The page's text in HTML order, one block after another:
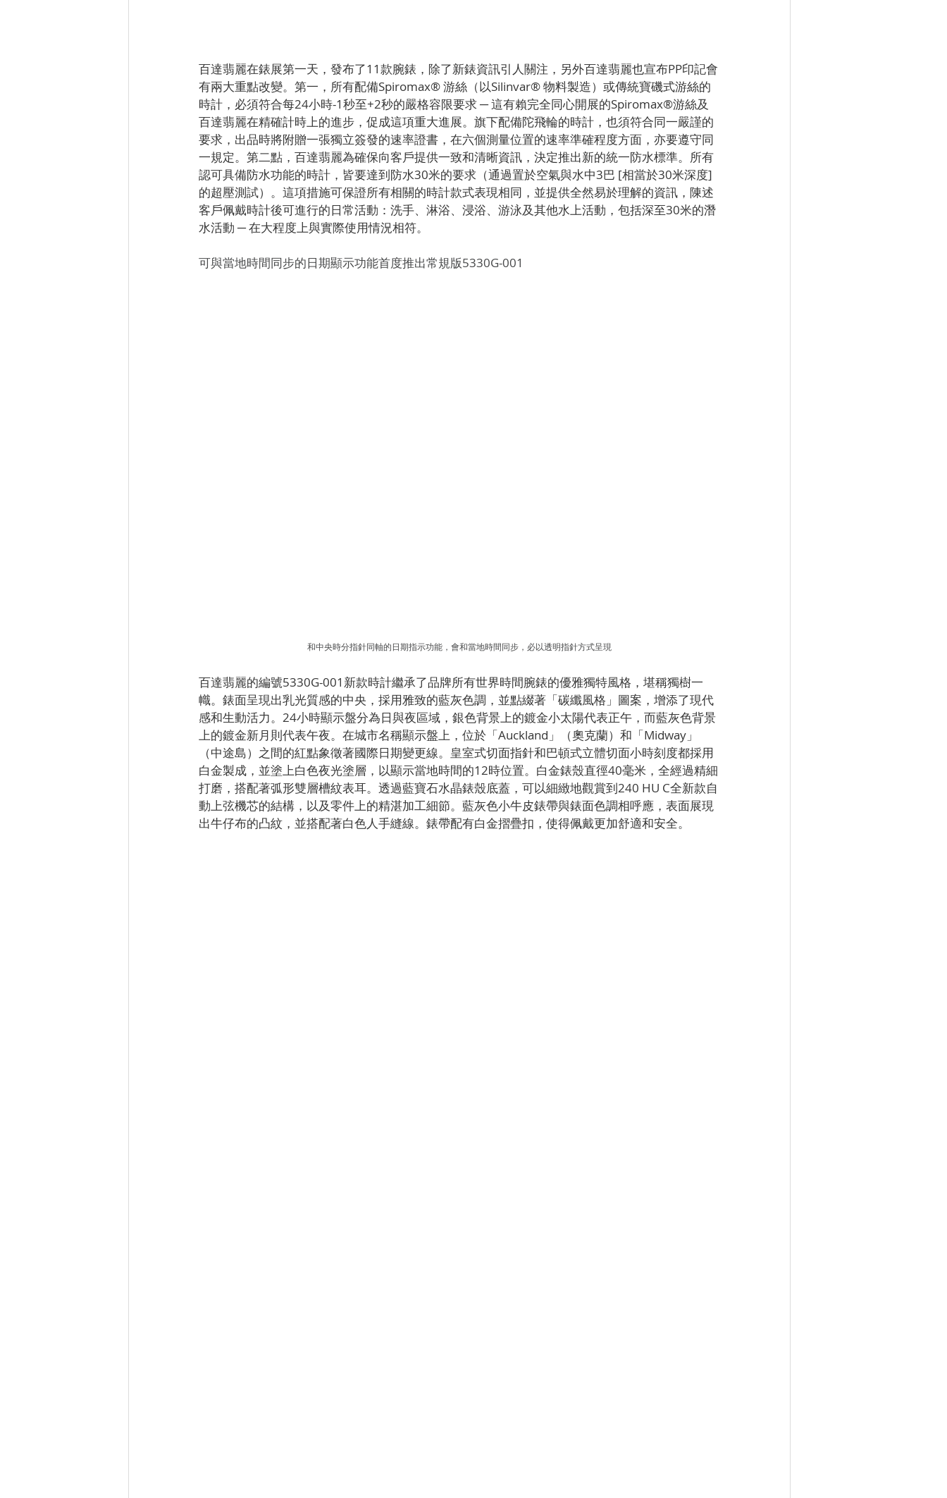
百達翡麗在錶展第一天，發布了11款腕錶，除了新錶資訊引人關注，另外百達翡麗也宣布PP印記會
有兩大重點改變。第一，所有配備Spiromax® 游絲（以Silinvar® 物料製造）或傳統寶磯式游絲的
時計，必須符合每24小時-1秒至+2秒的嚴格容限要求 ─ 這有賴完全同心開展的Spiromax®游絲及
百達翡麗在精確計時上的進步，促成這項重大進展。旗下配備陀飛輪的時計，也須符合同一嚴謹的
要求，出品時將附贈一張獨立簽發的速率證書，在六個測量位置的速率準確程度方面，亦要遵守同
一規定。第二點，百達翡麗為確保向客戶提供一致和清晰資訊，決定推出新的統一防水標準。所有
認可具備防水功能的時計，皆要達到防水30米的要求（通過置於空氣與水中3巴 [相當於30米深度]
的超壓測試）。這項措施可保證所有相關的時計款式表現相同，並提供全然易於理解的資訊，陳述
客戶佩戴時計後可進行的日常活動：洗手、淋浴、浸浴、游泳及其他水上活動，包括深至30米的潛
水活動 ─ 在大程度上與實際使用情況相符。
可與當地時間同步的日期顯示功能首度推出常規版5330G-001
和中央時分指針同軸的日期指示功能，會和當地時間同步，必以透明指針方式呈現
百達翡麗的編號5330G-001新款時計繼承了品牌所有世界時間腕錶的優雅獨特風格，堪稱獨樹一
幟。錶面呈現出乳光質感的中央，採用雅致的藍灰色調，並點綴著「碳纖風格」圖案，增添了現代
感和生動活力。24小時顯示盤分為日與夜區域，銀色背景上的鍍金小太陽代表正午，而藍灰色背景
上的鍍金新月則代表午夜。在城市名稱顯示盤上，位於「Auckland」（奧克蘭）和「Midway」
（中途島）之間的紅點象徵著國際日期變更線。皇室式切面指針和巴頓式立體切面小時刻度都採用
白金製成，並塗上白色夜光塗層，以顯示當地時間的12時位置。白金錶殼直徑40毫米，全經過精細
打磨，搭配著弧形雙層槽紋表耳。透過藍寶石水晶錶殼底蓋，可以細緻地觀賞到240 HU C全新款自
動上弦機芯的結構，以及零件上的精湛加工細節。藍灰色小牛皮錶帶與錶面色調相呼應，表面展現
出牛仔布的凸紋，並搭配著白色人手縫線。錶帶配有白金摺疊扣，使得佩戴更加舒適和安全。